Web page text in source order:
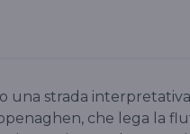
una strada
che lega la